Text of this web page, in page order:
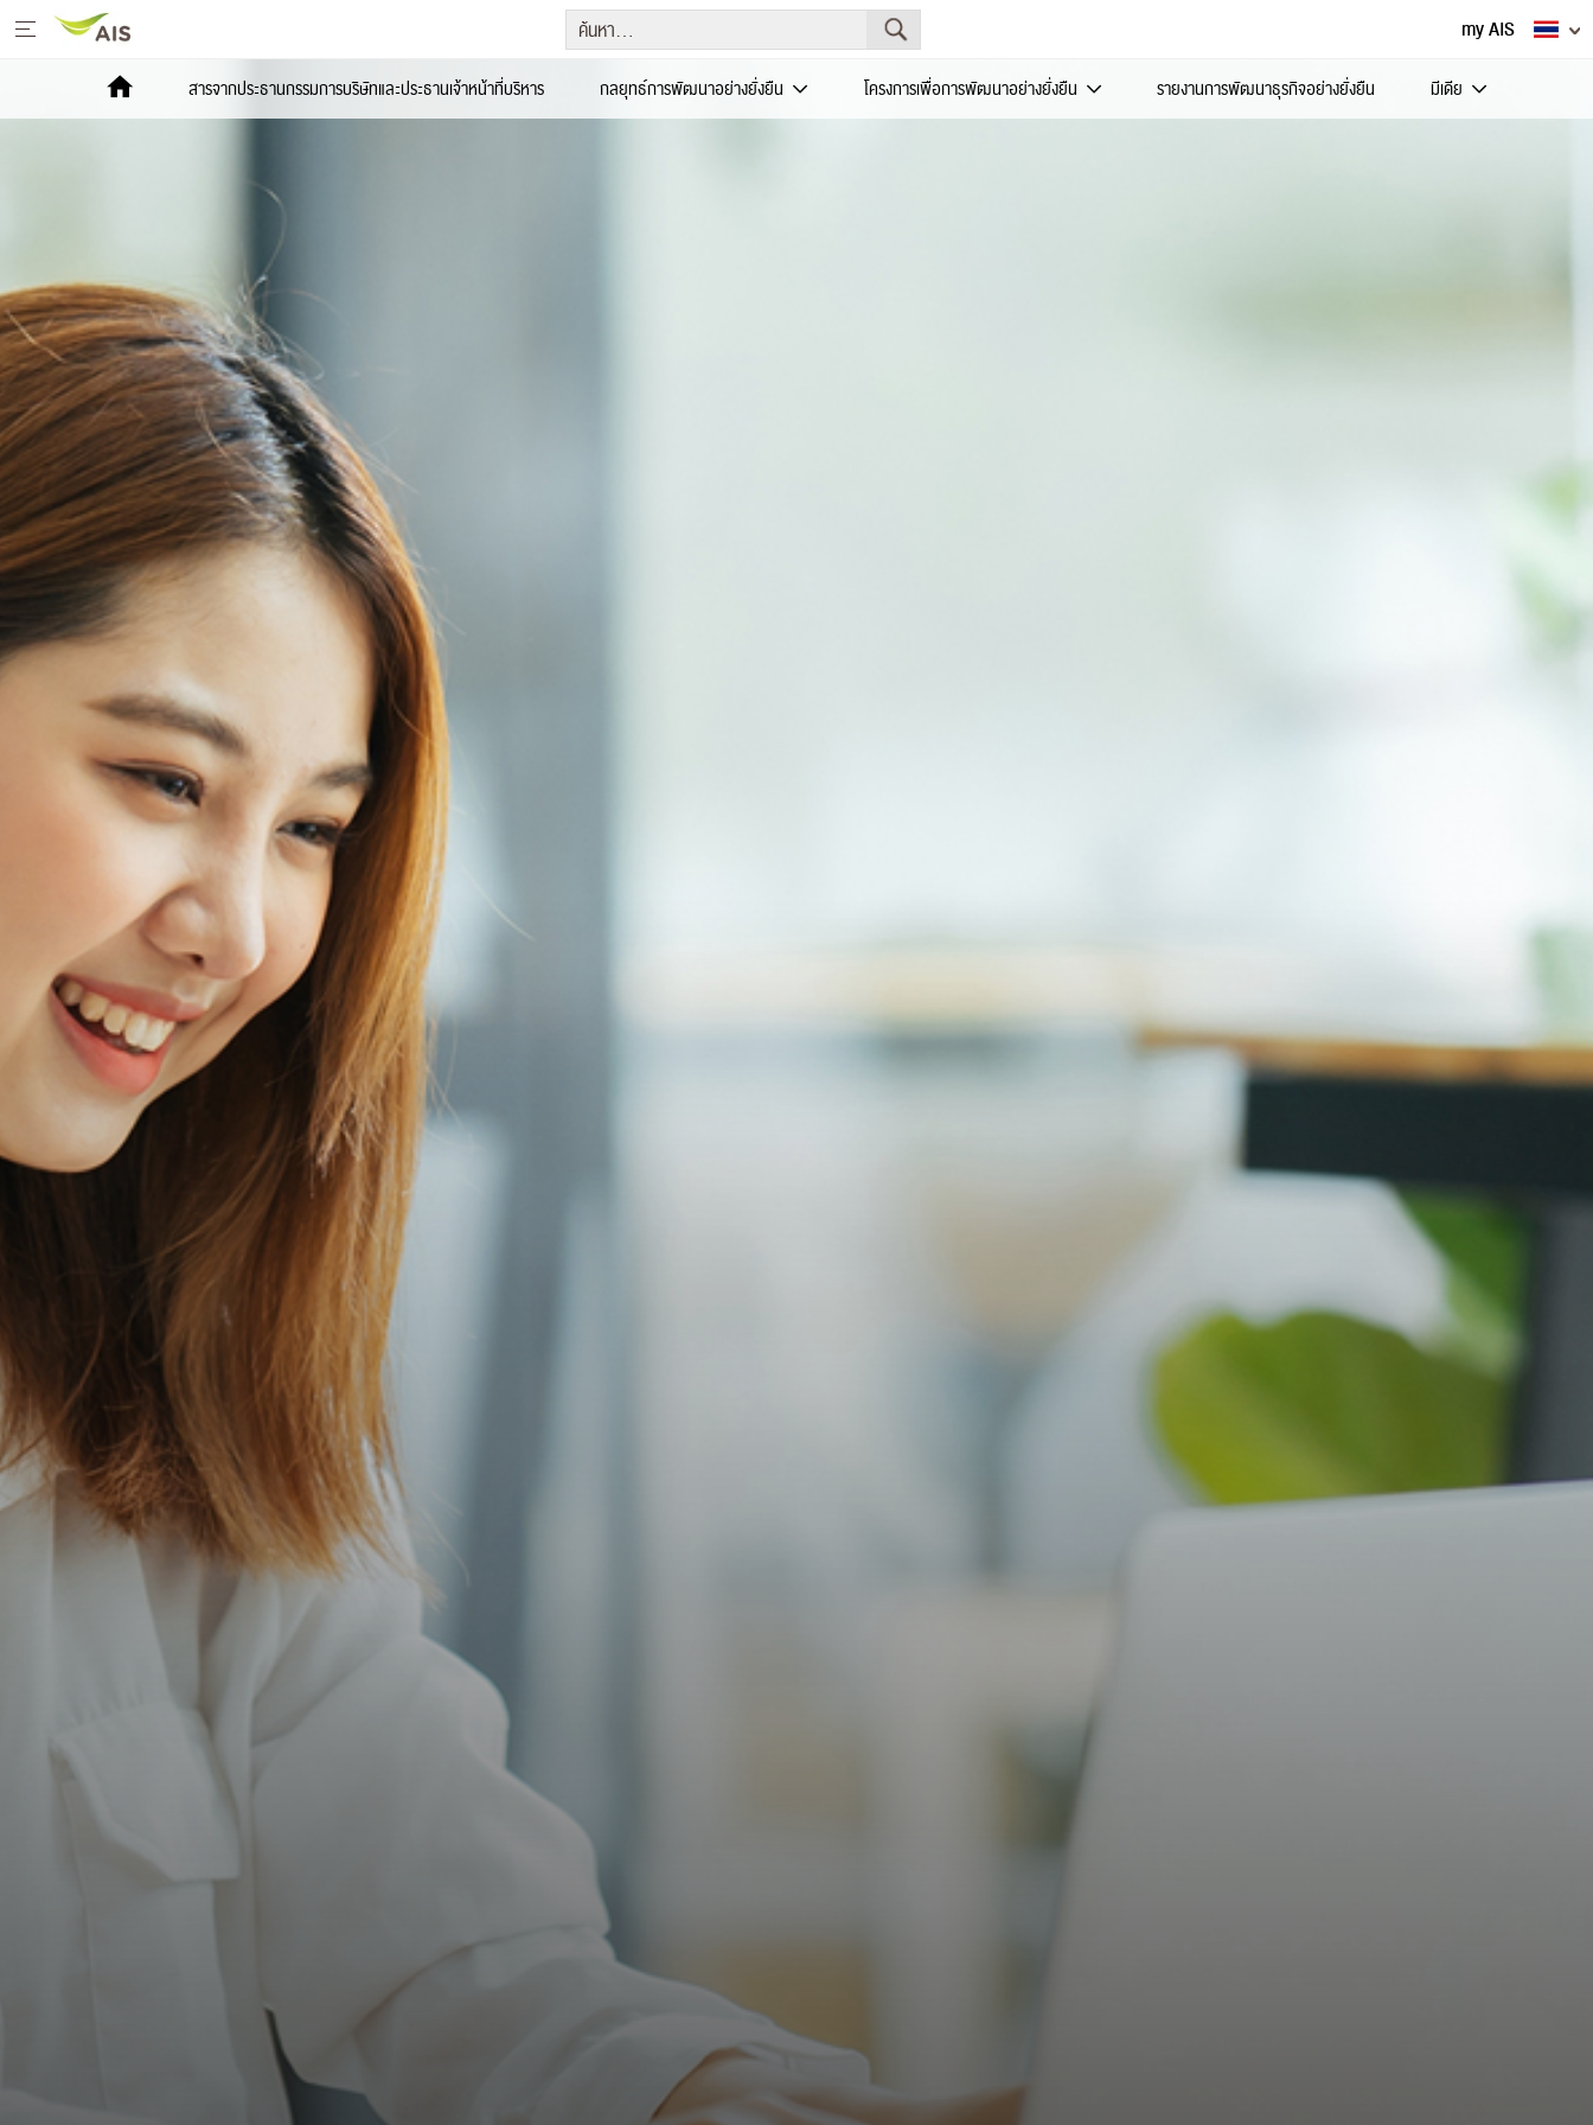
my AIS
ย้ายมาเป็นเอไอเอส
เติมเงิน
บริการ & แอปพลิเคชัน
ความบันเทิง
สิทธิพิเศษ
สินค้าประกันภัย
- ประกันอุบัติเหตุ 30 บาท
- ประกันอุบัติเหตุ 19 บาท
- ประกันชีวิตและสุขภาพ
- ประกันภัยการเดินทาง
- ประกันอุบัติเหตุ
- AIS Mobile Care
สารจากประธานกรรมการบริษัทและประธานเจ้าหน้าที่บริหาร กลยุทธ์การพัฒนาอย่างยั่งยืน โครงการเพื่อการพัฒนาอย่างยั่งยืน รายงานการพัฒนาธุรกิจอย่างยั่งยืน มีเดีย